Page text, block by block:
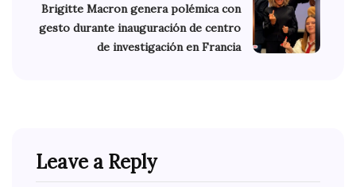
Brigitte Macron genera polémica con
gesto durante inauguración de centro
de investigación en Francia
Leave a Reply